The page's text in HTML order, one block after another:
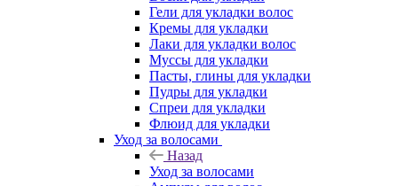
Гели для укладки волос
Кремы для укладки
Лаки для укладки волос
Муссы для укладки
Пасты, глины для укладки
Пудры для укладки
Спреи для укладки
Флюид для укладки
Уход за волосами
Назад
Уход за волосами